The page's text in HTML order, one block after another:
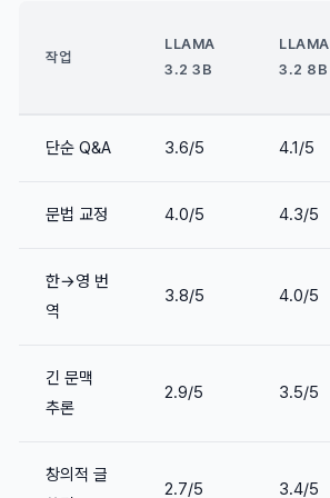
작업
LLAMA
3.2 3B
LLAMA
3.2 8B
단순 Q&A 3.6/5 4.1/5
문법 교정 4.0/5 4.3/5
한→영 번
역
3.8/5 4.0/5
긴 문맥
추론
2.9/5 3.5/5
창의적 글
2.7/5 3.4/5